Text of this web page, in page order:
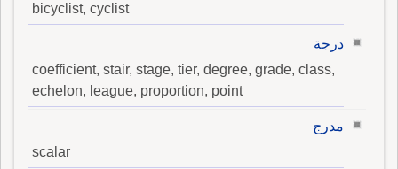
bicyclist, cyclist
درجة
coefficient, stair, stage, tier, degree, grade, class,
echelon, league, proportion, point
مدرج
scalar